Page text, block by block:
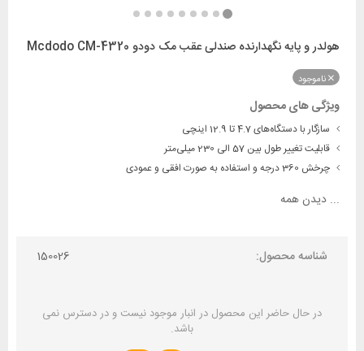
هولدر و پایه نگهدارنده صندلی عقب مک دودو Mcdodo CM-4320
ناموجود
ویژگی های محصول
سازگار با دستگاه‌های 4.7 تا 12.9 اینچی
قابلیت تغییر طول بین 57 الی 230 میلی‌متر
چرخش 360 درجه و استفاده به صورت افقی و عمودی
... دیدن همه
شناسه محصول: 150026
در حال حاضر این محصول در انبار موجود نیست و در دسترس نمی
باشد.